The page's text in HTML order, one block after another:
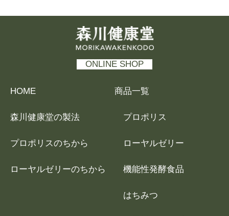
森川健康堂 MORIKAWAKENKODO
ONLINE SHOP
HOME 商品一覧
プロポリス
ローヤルゼリー
機能性発酵食品
はちみつ
森川健康堂の製法
プロポリスのちから
ローヤルゼリーのちから